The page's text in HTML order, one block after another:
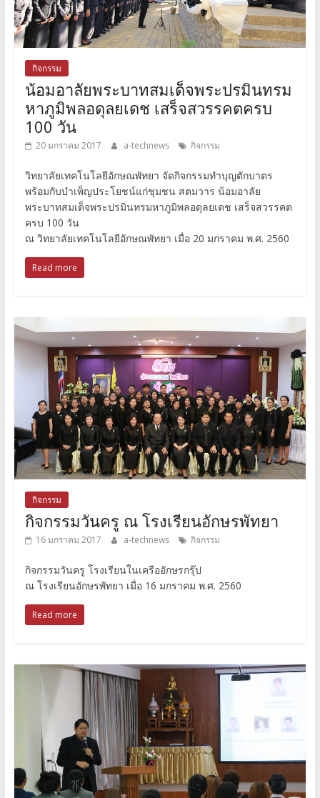
กิจกรรม
น้อมอาลัยพระบาทสมเด็จพระปรมินทรม
หาภูมิพลอดุลยเดช เสร็จสวรรคตครบ
100 วัน
20 มกราคม 2017 a-technews กิจกรรม
วิทยาลัยเทคโนโลยีอักษณพัทยา จัดกิจกรรมทำบุญตักบาตร
พร้อมกับบำเพ็ญประโยชน์แก่ชุมชน สตมวาร น้อมอาลัย
พระบาทสมเด็จพระปรมินทรมหาภูมิพลอดุลยเดช เสร็จสวรรคต
ครบ 100 วัน
ณ วิทยาลัยเทคโนโลยีอักษณพัทยา เมื่อ 20 มกราคม พ.ศ. 2560
Read more
กิจกรรม
กิจกรรมวันครู ณ โรงเรียนอักษรพัทยา
16 มกราคม 2017 a-technews กิจกรรม
กิจกรรมวันครู โรงเรียนในเครืออักษรกรุ๊ป
ณ โรงเรียนอักษรพัทยา เมื่อ 16 มกราคม พ.ศ. 2560
Read more